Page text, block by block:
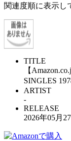
関連度順に表示し
TITLE
【
SINGLES
ARTIST
-
RELEASE
2026年05月